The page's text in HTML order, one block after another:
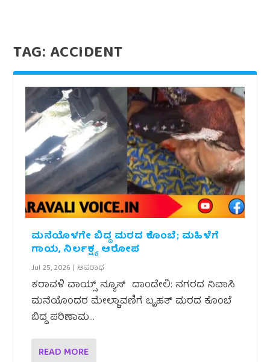
TAG: ACCIDENT
ಮನೆಯೊಳಗೇ ಬಿದ್ದ ಮರದ ಕೊಂಬೆ; ಮಹಿಳೆಗೆ
ಗಾಯ, ನಿರ್ಲಕ್ಷ್ಯ ಆರೋಪ
Jul 25, 2026 | ಅಪರಾಧ
ಕರಾವಳಿ ವಾಯ್ಸ್ ನ್ಯೂಸ್ ದಾಂಡೇಲಿ: ನಗರದ ನಿವಾಸಿ
ಮನೆಯೊಂದರ ಮೇಲ್ಚಾವಣಿಗೆ ಬೃಹತ್ ಮರದ ಕೊಂಬೆ
ಬಿದ್ದ ಪರಿಣಾಮ...
READ MORE